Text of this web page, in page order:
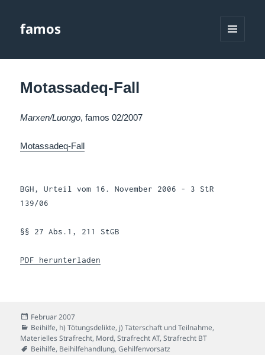
famos
Motassadeq-Fall
Marxen/Luongo, famos 02/2007
Motassadeq-Fall
BGH, Urteil vom 16. November 2006 - 3 StR
139/06
§§ 27 Abs.1, 211 StGB
PDF herunterladen
Veröffentlicht
am
Februar 2007
Kategorien
Beihilfe, h) Tötungsdelikte, j) Täterschaft und Teilnahme,
Materielles Strafrecht, Mord,Strafrecht AT,Strafrecht BT
Schlagwörter
Beihilfe, Beihilfehandlung,Gehilfenvorsatz